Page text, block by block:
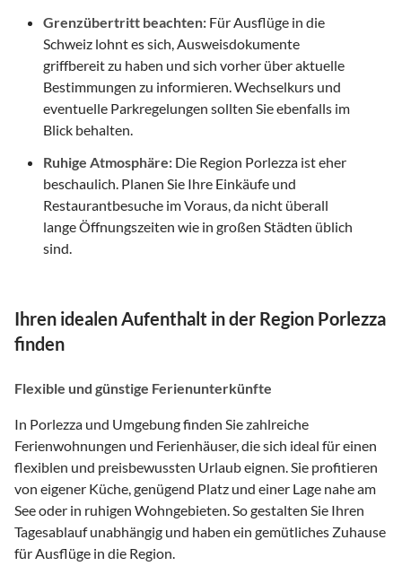
Grenzübertritt beachten: Für Ausflüge in die
Schweiz lohnt es sich, Ausweisdokumente
griffbereit zu haben und sich vorher über aktuelle
Bestimmungen zu informieren. Wechselkurs und
eventuelle Parkregelungen sollten Sie ebenfalls im
Blick behalten.
Ruhige Atmosphäre: Die Region Porlezza ist eher
beschaulich. Planen Sie Ihre Einkäufe und
Restaurantbesuche im Voraus, da nicht überall
lange Öffnungszeiten wie in großen Städten üblich
sind.
Ihren idealen Aufenthalt in der Region Porlezza
finden
Flexible und günstige Ferienunterkünfte
In Porlezza und Umgebung finden Sie zahlreiche
Ferienwohnungen und Ferienhäuser, die sich ideal für einen
flexiblen und preisbewussten Urlaub eignen. Sie profitieren
von eigener Küche, genügend Platz und einer Lage nahe am
See oder in ruhigen Wohngebieten. So gestalten Sie Ihren
Tagesablauf unabhängig und haben ein gemütliches Zuhause
für Ausflüge in die Region.